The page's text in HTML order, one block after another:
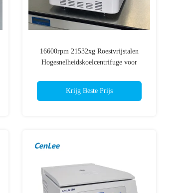
16600rpm 21532xg Roestvrijstalen
Hogesnelheidskoelcentrifuge voor
Krijg Beste Prijs